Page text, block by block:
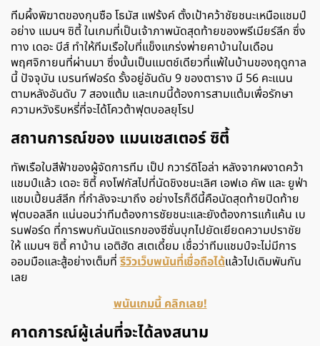
ทีมผึ้งพิฆาตของกุนซือ โธมัส แฟร้งค์ ตั้งเป้าคว้าชัยชนะเหนือแชมป์
อย่าง แมนฯ ซิตี้ ในเกมที่เป็นเจ้าภาพนัดสุดท้ายของพรีเมียร์ลีก ซึ่ง
ทาง เดอะ บีส์ ทำให้ทีมเรือใบที่แข็งแกร่งพ่ายคาบ้านในเดือน
พฤศจิกายนที่ผ่านมา ซึ่งนั้นเป็นแมตช์เดียวที่แพ้ในบ้านของฤดูกาล
นี้ ปัจจุบัน เบรนท์ฟอร์ด รั้งอยู่อันดับ 9 ของตาราง มี 56 คะแนน
ตามหลังอันดับ 7 สองแต้ม และเกมนี้ต้องการสามแต้มเพื่อรักษา
ความหวังริบหรี่ที่จะได้โควต้าฟุตบอลยุโรป
สถานการณ์ของ แมนเชสเตอร์ ซิตี้
ทัพเรือใบสีฟ้าของผู้จัดการทีม เป็ป กวาร์ดิโอล่า หลังจากผงาดคว้า
แชมป์แล้ว เดอะ ซิตี้ คงโฟกัสไปที่นัดชิงชนะเลิศ เอฟเอ คัพ และ ยูฟ่า
แชมเปี้ยนส์ลีก ที่กำลังจะมาถึง อย่างไรก็ดีนี้คือนัดสุดท้ายปิดท้าย
ฟุตบอลลีก แน่นอนว่าทีมต้องการชัยชนะและยังต้องการแก้แค้น เบ
รนฟอร์ด ที่การพบกันนัดแรกของซีซั่นบุกไปยัดเยียดความปราชัย
ให้ แมนฯ ซิตี้ คาบ้าน เอติฮัด สเตเดี้ยม เชื่อว่าทีมแชมป์จะไม่มีการ
ออมมือและสู้อย่างเต็มที่รีวิวเว็บพนันที่เชื่อถือได้แล้วไปเดิมพันกัน
เลย
พนันเกมนี้ คลิกเลย!
คาดการณ์ผู้เล่นที่จะได้ลงสนาม